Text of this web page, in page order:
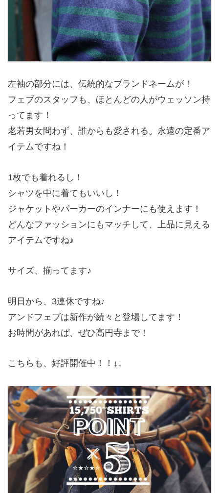
左袖の部分には、伝統的なブランドネームが！
フェブのスタッフも、ほとんどの人がウェッソン持
ってます！
老若男女問わず、誰からも愛される。永遠の定番ア
イテムですね！
1枚でも着れるし！
シャツを中に着てもいいし！
ジャケットやパーカーのインナーにも使えます！
どんなファッションにもマッチして、上品に見える
アイテムですね♪
サイズ、揃ってます♪
明日から、3連休ですね♪
アンドフェブは新作が続々と登場してます！
お時間があれば、ぜひ高円寺まで！
こちらも、好評開催中！！↓↓